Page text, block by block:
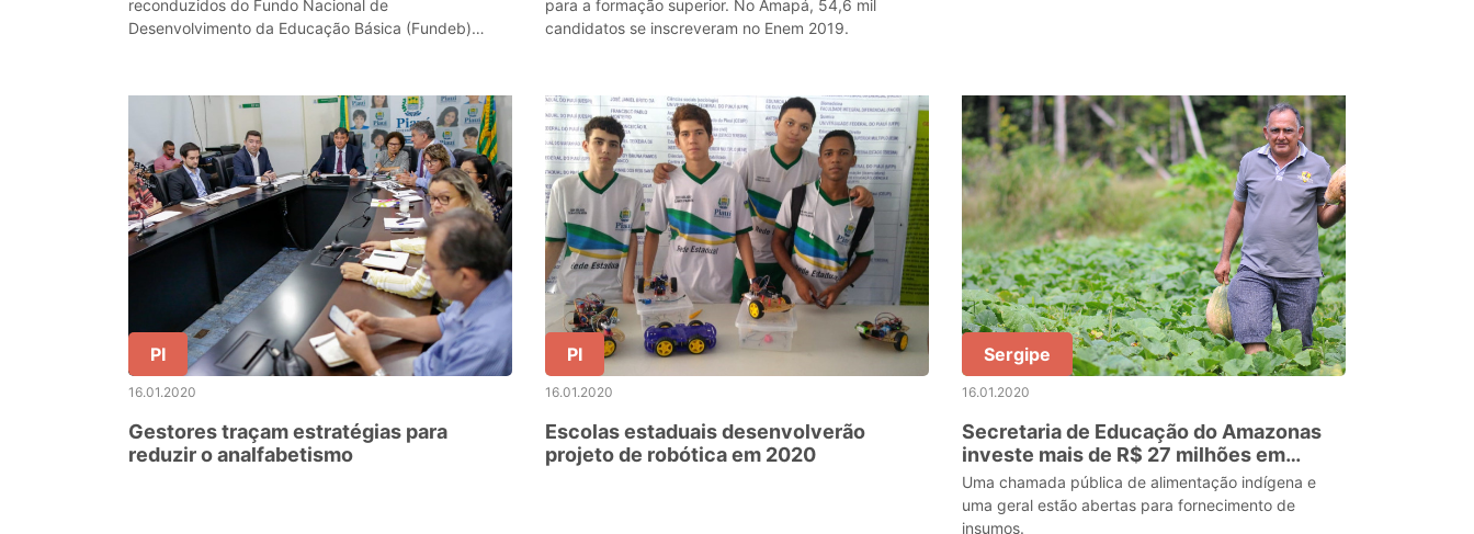
reconduzidos do Fundo Nacional de
Desenvolvimento da Educação Básica (Fundeb)
para a formação superior. No Amapá, 54,6 mil
candidatos se inscreveram no Enem 2019.
PI
16.01.2020
Gestores traçam estratégias para
reduzir o analfabetismo
PI
16.01.2020
Escolas estaduais desenvolverão
projeto de robótica em 2020
Sergipe
16.01.2020
Secretaria de Educação do Amazonas
investe mais de R$ 27 milhões em
chamadas públicas para aquisição de
merenda escolar
Uma chamada pública de alimentação indígena e
uma geral estão abertas para fornecimento de
insumos.